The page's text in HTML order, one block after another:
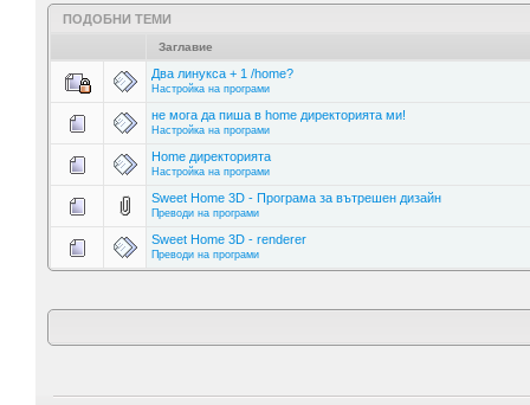
ПОДОБНИ ТЕМИ
Заглавие
Два линукса + 1 /home?
Настройка на програми
не мога да пиша в home директорията ми!
Настройка на програми
Home директорията
Настройка на програми
Sweet Home 3D - Програма за вътрешен дизайн
Преводи на програми
Sweet Home 3D - renderer
Преводи на програми